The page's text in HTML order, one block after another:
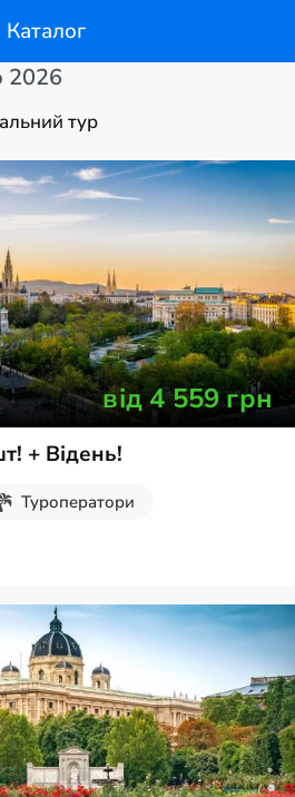
Каталог
2026
тур
від 4 559грн
+ Відень!
Туроператори